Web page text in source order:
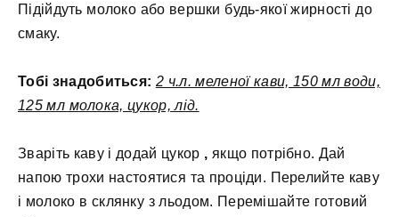
Підійдуть молоко або вершки будь-якої жирності до
смаку.
Тобі знадобиться: 2 ч.л. меленої кави, 150 мл води,
125 мл молока, цукор, лід.
Зваріть каву і додай цукор , якщо потрібно. Дай
напою трохи настоятися та проціди. Перелийте каву
і молоко в склянку з льодом. Перемішайте готовий